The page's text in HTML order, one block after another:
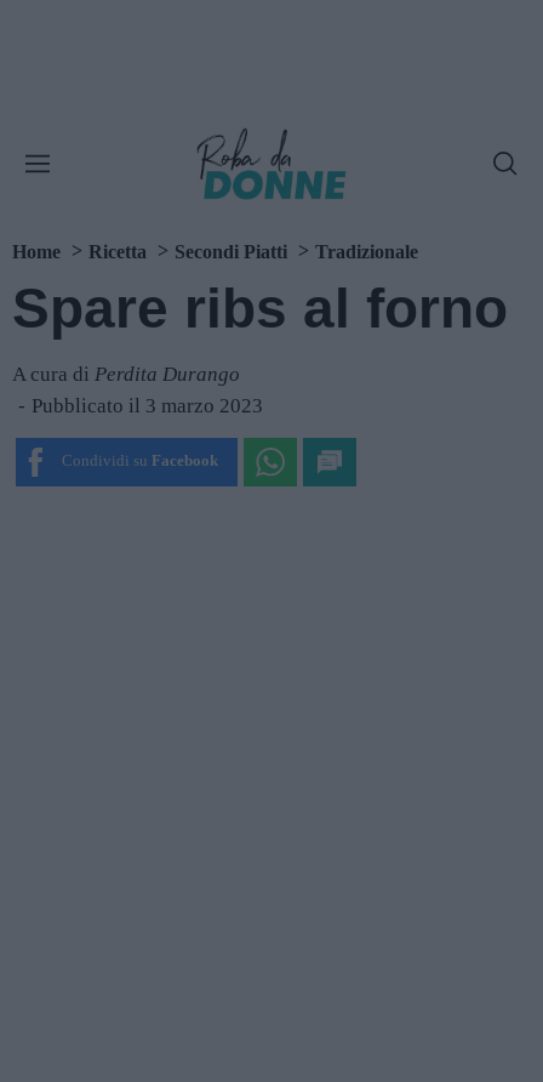
Home Ricetta Secondi Piatti Tradizionale
Spare ribs al forno
A cura di Perdita Durango
Pubblicato il 3 marzo 2023
Condividi su Facebook